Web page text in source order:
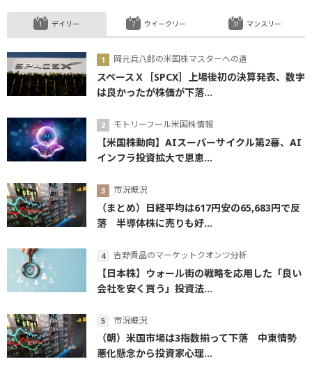
デイリー
岡元兵八郎の米国株マスターへの道
スペースＸ［SPCX］上場後初の決算発表、数字
は良かったが株価が下落...
モトリーフール米国株情報
【米国株動向】AIスーパーサイクル第2幕、AI
インフラ投資拡大で恩恵...
市況概況
（まとめ）日経平均は617円安の65,683円で反
落 半導体株に売りも好...
吉野貴晶のマーケットクオンツ分析
【日本株】ウォール街の戦略を応用した「良い
会社を安く買う」投資法...
市況概況
（朝）米国市場は3指数揃って下落 中東情勢
悪化懸念から投資家心理...
ウイークリー マンスリー